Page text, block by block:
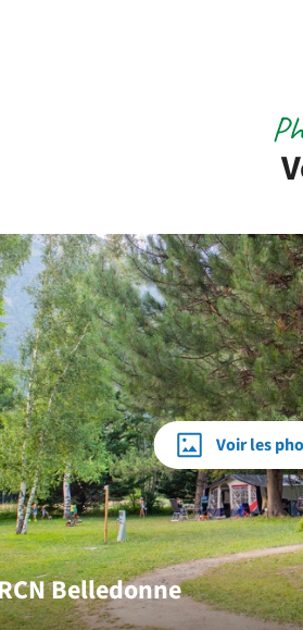
Belledonne
Voir les